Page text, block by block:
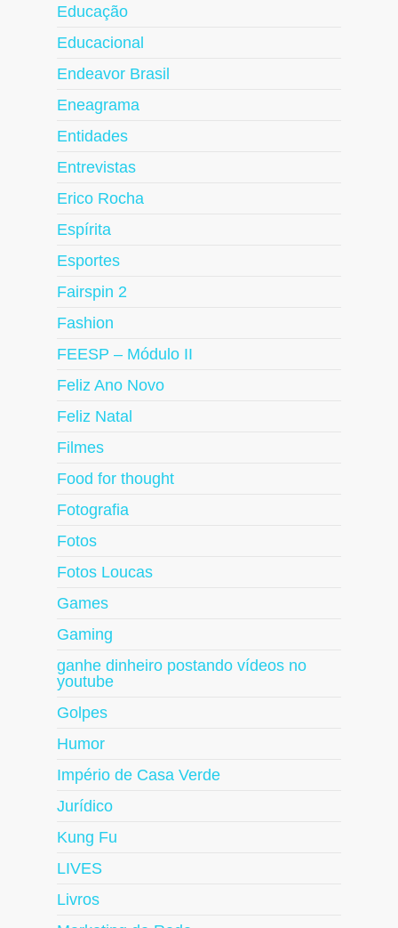
Educação
Educacional
Endeavor Brasil
Eneagrama
Entidades
Entrevistas
Erico Rocha
Espírita
Esportes
Fairspin 2
Fashion
FEESP – Módulo II
Feliz Ano Novo
Feliz Natal
Filmes
Food for thought
Fotografia
Fotos
Fotos Loucas
Games
Gaming
ganhe dinheiro postando vídeos no
youtube
Golpes
Humor
Império de Casa Verde
Jurídico
Kung Fu
LIVES
Livros